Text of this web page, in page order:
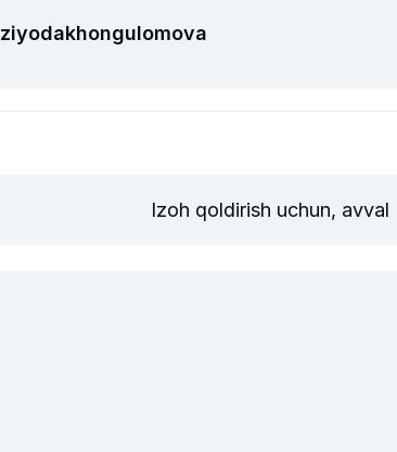
ziyodakhongulomova
Izoh qoldirish uchun, avval